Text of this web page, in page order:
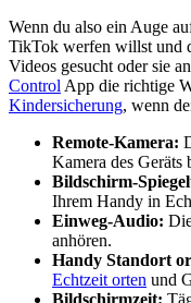
Wenn du also ein Auge
TikTok werfen willst und
Videos gesucht oder sie
Control App die richtige
Kindersicherung, wenn
Remote-Kamera:
Kamera des Geräts
Bildschirm-
Ihrem Handy in
Einweg-Audio:
anhören.
Handy Standort
Echtzeit orten und
Bildschirmzeit: